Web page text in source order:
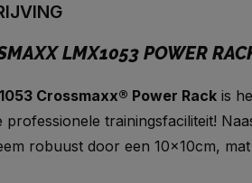
LMX1053 POWER
Crossmaxx® Power Rack is
professionele trainingsfaciliteit!
robuust door een 10x10cm,